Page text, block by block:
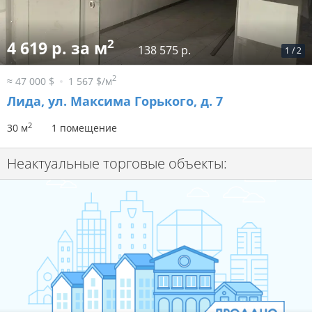
1 /2
4 619 р. за м2 138 575 р.
≈ 47 000 $ 1 567 $/м2
Лида, ул. Максима Горького, д. 7
30 м2 1 помещение
Неактуальные торговые объекты: